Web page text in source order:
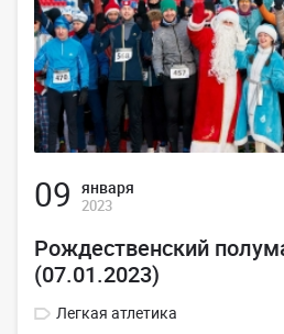
09 января
2023
Рождественский
(07.01.2023)
Легкая атлетика